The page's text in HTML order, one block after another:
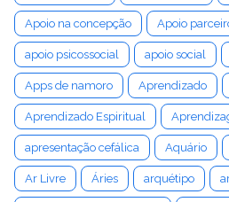
Apoio na concepção Apoio
apoio psicossocial apoio social
Apps de namoro Aprendizado
Aprendizado Espiritual
apresentação cefálica Aquário
Ar Livre Áries arquétipo